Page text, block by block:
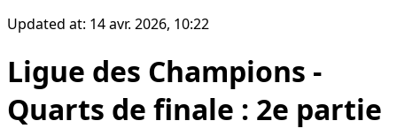
Updated at: 14 avr. 2026, 10:22
Ligue des Champions -
Quarts de finale : 2e partie